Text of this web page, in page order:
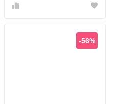
-56%